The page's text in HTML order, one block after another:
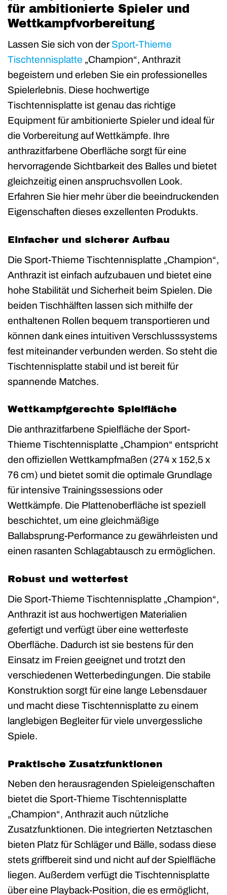
für ambitionierte Spieler und
Wettkampfvorbereitung
Lassen Sie sich von derSport-Thieme
Tischtennisplatte „Champion“, Anthrazit
begeistern und erleben Sie ein professionelles
Spielerlebnis. Diese hochwertige
Tischtennisplatte ist genau das richtige
Equipment für ambitionierte Spieler und ideal für
die Vorbereitung auf Wettkämpfe. Ihre
anthrazitfarbene Oberfläche sorgt für eine
hervorragende Sichtbarkeit des Balles und bietet
gleichzeitig einen anspruchsvollen Look.
Erfahren Sie hier mehr über die beeindruckenden
Eigenschaften dieses exzellenten Produkts.
Einfacher und sicherer Aufbau
Die Sport-Thieme Tischtennisplatte „Champion“,
Anthrazit ist einfach aufzubauen und bietet eine
hohe Stabilität und Sicherheit beim Spielen. Die
beiden Tischhälften lassen sich mithilfe der
enthaltenen Rollen bequem transportieren und
können dank eines intuitiven Verschlusssystems
fest miteinander verbunden werden. So steht die
Tischtennisplatte stabil und ist bereit für
spannende Matches.
Wettkampfgerechte Spielfläche
Die anthrazitfarbene Spielfläche der Sport-
Thieme Tischtennisplatte „Champion“ entspricht
den offiziellen Wettkampfmaßen (274 x 152,5 x
76 cm) und bietet somit die optimale Grundlage
für intensive Trainingssessions oder
Wettkämpfe. Die Plattenoberfläche ist speziell
beschichtet, um eine gleichmäßige
Ballabsprung-Performance zu gewährleisten und
einen rasanten Schlagabtausch zu ermöglichen.
Robust und wetterfest
Die Sport-Thieme Tischtennisplatte „Champion“,
Anthrazit ist aus hochwertigen Materialien
gefertigt und verfügt über eine wetterfeste
Oberfläche. Dadurch ist sie bestens für den
Einsatz im Freien geeignet und trotzt den
verschiedenen Wetterbedingungen. Die stabile
Konstruktion sorgt für eine lange Lebensdauer
und macht diese Tischtennisplatte zu einem
langlebigen Begleiter für viele unvergessliche
Spiele.
Praktische Zusatzfunktionen
Neben den herausragenden Spieleigenschaften
bietet die Sport-Thieme Tischtennisplatte
„Champion“, Anthrazit auch nützliche
Zusatzfunktionen. Die integrierten Netztaschen
bieten Platz für Schläger und Bälle, sodass diese
stets griffbereit sind und nicht auf der Spielfläche
liegen. Außerdem verfügt die Tischtennisplatte
über eine Playback-Position, die es ermöglicht,